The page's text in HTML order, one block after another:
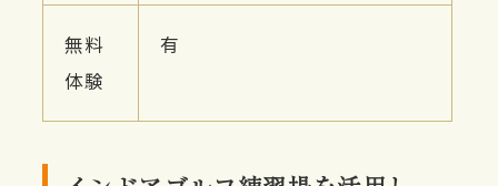
無料
体験
有